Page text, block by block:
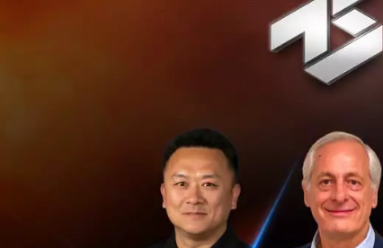
600,000 ราย)
IBM ริเริ่มโค
AI รวมถึงส่งเ
การได้เรียนรู้
เหล่านี้ ถือเป็น
กลับมาฟื้นตัวอ
ได้รับการคัดเลื
ให้กับองค์กร